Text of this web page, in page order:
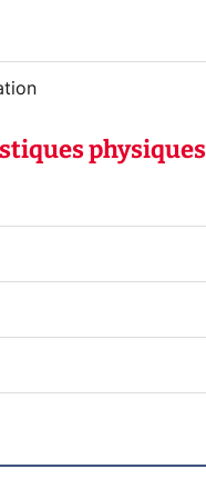
physiques